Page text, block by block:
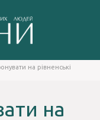
на рівненські
на